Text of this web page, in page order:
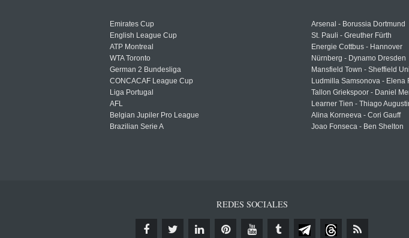
Emirates Cup
English League Cup
ATP Montreal
WTA Toronto
German 2 Bundesliga
CONCACAF League Cup
Liga Portugal
AFL
Belgian Jupiler Pro League
Brazilian Serie A
Arsenal - Borussia Dortmund
St. Pauli - Greuther Fürth
Energie Cottbus - Hannover
Nürnberg - Dynamo Dresden
Mansfield Town - Sheffield
Ludmilla Samsonova - Elena
Tallon Griekspoor - Daniel
Learner Tien - Thiago
Alina Korneeva - Cori Gauff
Joao Fonseca - Ben Shelton
REDES SOCIALES